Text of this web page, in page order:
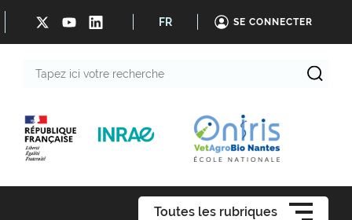
FR SE CONNECTER
Toutes les rubriques